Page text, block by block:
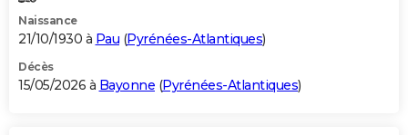
Dictionnaire
Biographies
Citations
Expressions
Proverbes
PROGRAMME TV
S'inscrire
Se connecter
Lycées
Collèges
Primaires
Universités
Entreprises
Service militaire
Avis de recherche
AVIS DE DÉCÈS
Naissance
21/10/1930 à Pau (Pyrénées-Atlantiques)
Décès
15/05/2026 à Bayonne (Pyrénées-Atlantiques)